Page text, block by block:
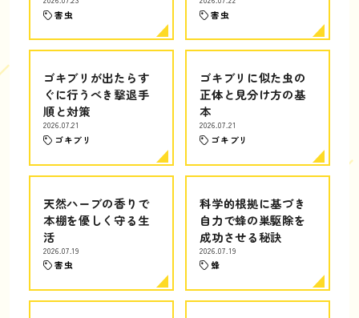
害虫 害虫
ゴキブリが出たらす
ぐに行うべき撃退手
順と対策
2026.07.21
ゴキブリ
ゴキブリに似た虫の
正体と見分け方の基
本
2026.07.21
ゴキブリ
天然ハーブの香りで
本棚を優しく守る生
活
2026.07.19
害虫
科学的根拠に基づき
自力で蜂の巣駆除を
成功させる秘訣
2026.07.19
蜂